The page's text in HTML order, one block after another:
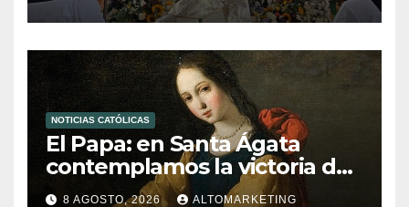
NOTICIAS CATÓLICAS
El Papa: en Santa Ágata
contemplamos la victoria del
amor sobre la muerte
8 AGOSTO, 2026 ALTOMARKETING